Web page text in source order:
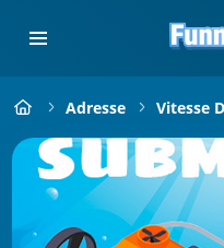
Adresse Vitesse